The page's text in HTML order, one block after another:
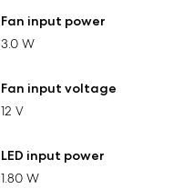
Fan input power
3.0 W
Fan input voltage
12 V
LED input power
1.80 W